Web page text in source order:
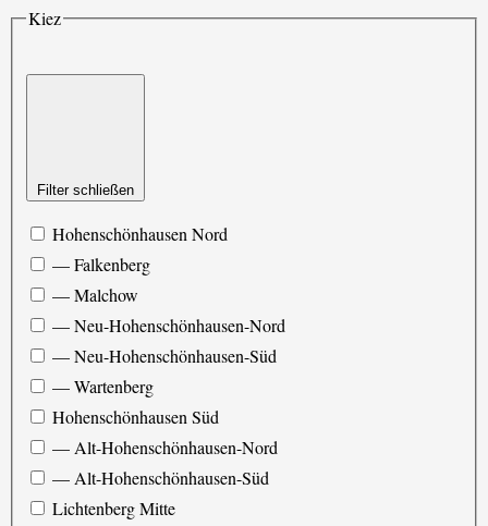
Kiez
Filter schließen
Hohenschönhausen Nord
— Falkenberg
— Malchow
— Neu-Hohenschönhausen-Nord
— Neu-Hohenschönhausen-Süd
— Wartenberg
Hohenschönhausen Süd
— Alt-Hohenschönhausen-Nord
— Alt-Hohenschönhausen-Süd
Lichtenberg Mitte